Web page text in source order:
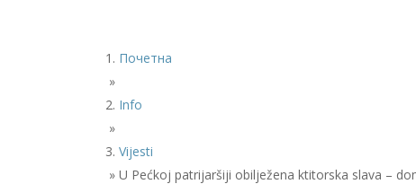
Почетна
»
Info
»
Vijesti
»U Pećkoj patrijaršiji obilježena ktitorska slava –